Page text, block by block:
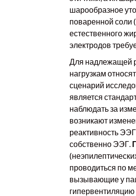
шарообразное
поваренной соли
естественного
электродов
Для надлежащей
нагрузкам
сценарий
является
наблюдать за
возникают
реактивность
собственно ЭЭГ.
проводиться по
вызывающие у